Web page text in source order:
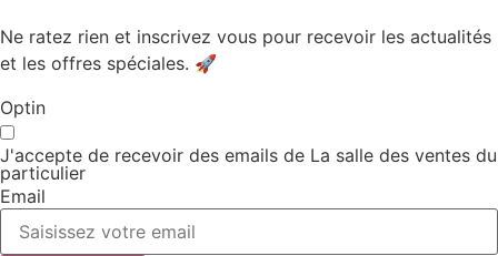
Ne ratez rien et inscrivez vous pour recevoir les actualités
et les offres spéciales. 🚀​
Optin
J'accepte de recevoir des emails de La salle des ventes du
particulier
Email